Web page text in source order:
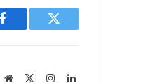
Facebook Twitter
Website InstagramLinkedIn